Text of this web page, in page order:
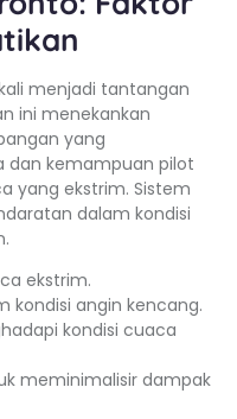
menjadi tantangan
ini menekankan
yang
dan kemampuan pilot
yang ekstrim. Sistem
dalam kondisi
ekstrim.
kondisi angin kencang.
kondisi cuaca
meminimalisir dampak